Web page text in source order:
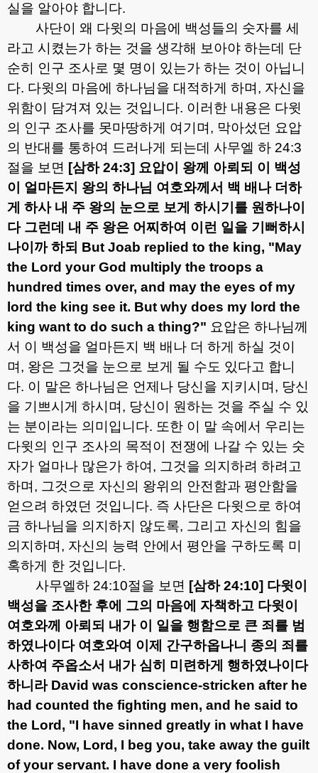
실을 알아야 합니다.
사단이 왜 다윗의 마음에 백성들의 숫자를 세
라고 시켰는가 하는 것을 생각해 보아야 하는데 단
순히 인구 조사로 몇 명이 있는가 하는 것이 아닙니
다. 다윗의 마음에 하나님을 대적하게 하며 , 자신을
위함이 담겨져 있는 것입니다. 이러한 내용은 다윗
의 인구 조사를 못마땅하게 여기며 , 막아섰던 요압
의 반대를 통하여 드러나게 되는데 사무엘 하 24:3
절을 보면 [삼하24:3] 요압이 왕께 아뢰되 이 백성
이 얼마든지 왕의 하나님 여호와께서 백 배나 더하
게 하사 내 주 왕의 눈으로 보게 하시기를 원하나이
다 그런데 내 주 왕은 어찌하여 이런 일을 기뻐하시
나이까 하되 But Joab replied to the king, "May
the Lord your God multiply the troops a
hundred times over, and may the eyes of my
lord the king see it. But why does my lord the
king want to do such a thing?" 요압은 하나님께
서 이 백성을 얼마든지 백 배나 더 하게 하실 것이
며 , 왕은 그것을 눈으로 보게 될 수도 있다고 합니
다. 이 말은 하나님은 언제나 당신을 지키시며 , 당신
을 기쁘시게 하시며 , 당신이 원하는 것을 주실 수 있
는 분이라는 의미입니다. 또한 이 말 속에서 우리는
다윗의 인구 조사의 목적이 전쟁에 나갈 수 있는 숫
자가 얼마나 많은가 하여 , 그것을 의지하려 하려고
하며 , 그것으로 자신의 왕위의 안전함과 평안함을
얻으려 하였던 것입니다. 즉 사단은 다윗으로 하여
금 하나님을 의지하지 않도록, 그리고 자신의 힘을
의지하며 , 자신의 능력 안에서 평안을 구하도록 미
혹하게 한 것입니다.
사무엘하 24:10절을 보면 [삼하24:10] 다윗이
백성을 조사한 후에 그의 마음에 자책하고 다윗이
여호와께 아뢰되 내가 이 일을 행함으로 큰 죄를 범
하였나이다 여호와여 이제 간구하옵나니 종의 죄를
사하여 주옵소서 내가 심히 미련하게 행하였나이다
하니라David was conscience-stricken after he
had counted the fighting men, and he said to
the Lord, "I have sinned greatly in what I have
done. Now, Lord, I beg you, take away the guilt
of your servant. I have done a very foolish